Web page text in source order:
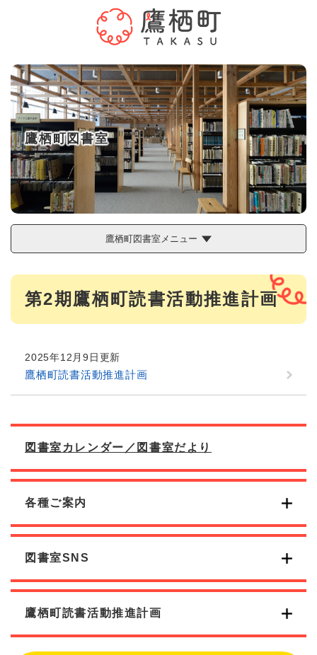
メニューを飛ばして本文へ
鷹栖町図書室
鷹栖町図書室メニュー
本
第2期鷹栖町読書活動推進計画
2025年12月9日更新
鷹栖町読書活動推進計画
図書室カレンダー／図書室だより
各種ご案内
図書室SNS
鷹栖町読書活動推進計画